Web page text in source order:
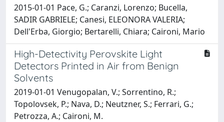
2015-01-01 Pace, G.; Caranzi, Lorenzo; Bucella,
SADIR GABRIELE; Canesi, ELEONORA VALERIA;
Dell'Erba, Giorgio; Bertarelli, Chiara; Caironi, Mario
High-Detectivity Perovskite Light
Detectors Printed in Air from Benign
Solvents
2019-01-01 Venugopalan, V.; Sorrentino, R.;
Topolovsek, P.; Nava, D.; Neutzner, S.; Ferrari, G.;
Petrozza, A.; Caironi, M.